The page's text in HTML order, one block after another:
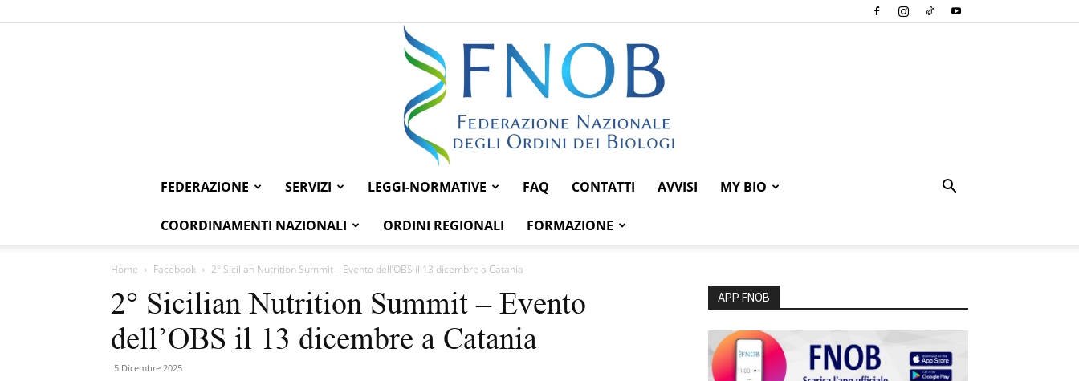
Federazione
FEDERAZIONE SERVIZI LEGGI-NORMATIVE FAQ CONTATTI AVVISI MY BIO
COORDINAMENTI NAZIONALI ORDINI REGIONALI FORMAZIONE
Home Facebook 2° Sicilian Nutrition Summit – Evento dell’OBS il 13 dicembre a Catania
2° Sicilian Nutrition Summit – Evento
dell’OBS il 13 dicembre a Catania
5 Dicembre 2025
APP FNOB